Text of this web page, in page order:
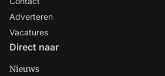
Adverteren
Vacatures
Direct naar
Nieuws